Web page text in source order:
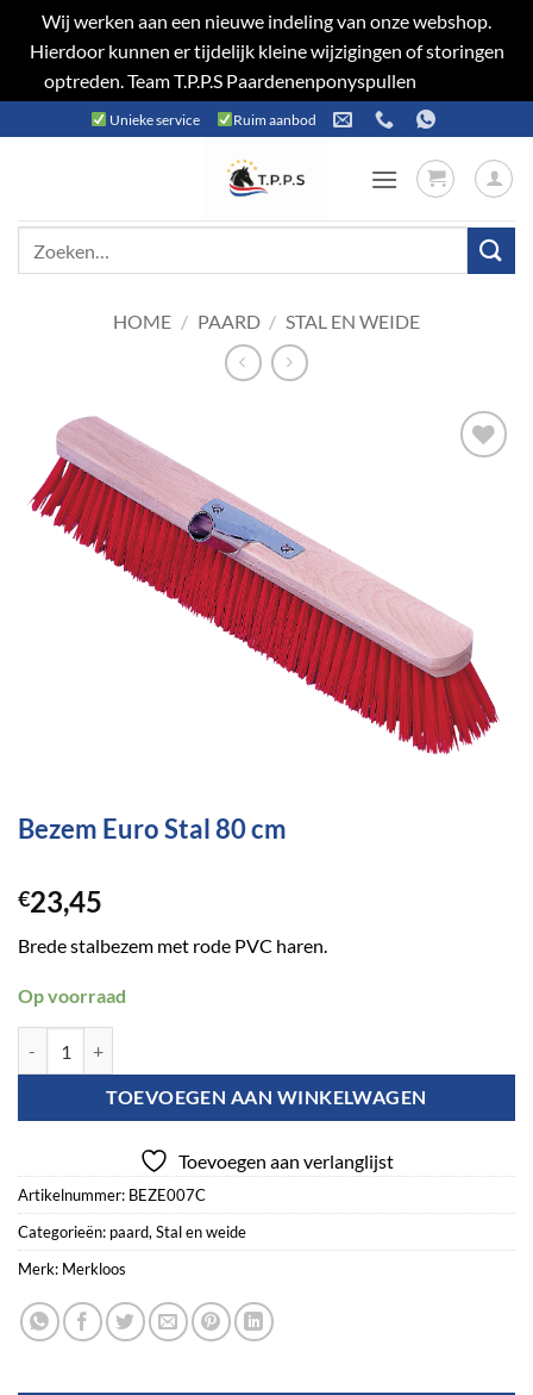
Wij werken aan een nieuwe indeling van onze webshop.
Hierdoor kunnen er tijdelijk kleine wijzigingen of storingen
optreden. Team T.P.P.S Paardenenponyspullen
naar
Unieke service Ruim aanbod
HOME / PAARD / STAL EN WEIDE
Bezem Euro Stal 80 cm
€23,45
Brede stalbezem met rode PVC haren.
Op voorraad
TOEVOEGEN AAN WINKELWAGEN
Toevoegen aan verlanglijst
Artikelnummer: BEZE007C
Categorieën: paard,Stal en weide
Merk: Merkloos